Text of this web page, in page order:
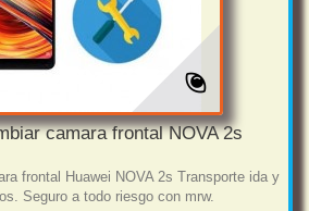
camara frontal NOVA 2s
frontal Huawei NOVA 2s Transporte ida y
Seguro a todo riesgo con mrw.